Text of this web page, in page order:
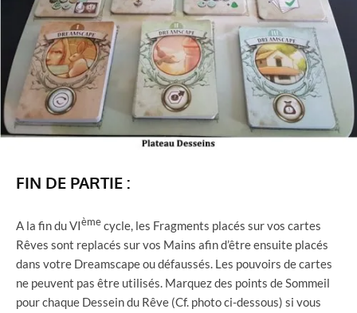
FIN DE PARTIE :
A la fin du VIème cycle, les Fragments placés sur vos cartes
Rêves sont replacés sur vos Mains afin d’être ensuite placés
dans votre Dreamscape ou défaussés. Les pouvoirs de cartes
ne peuvent pas être utilisés. Marquez des points de Sommeil
pour chaque Dessein du Rêve (Cf. photo ci-dessous) si vous